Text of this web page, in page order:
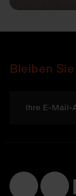
Bleiben